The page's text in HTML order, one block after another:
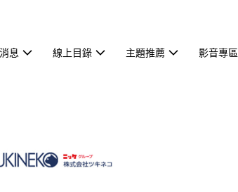
息 線上目錄 主題推薦 影音專區